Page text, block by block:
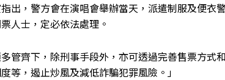
出，警方會在演唱會舉辦當天，派遣制服及便衣
人士，定必依法處理。
多管齊下，除刑事手段外，亦可透過完善售票方式
等，遏止炒風及減低詐騙犯罪風險。」